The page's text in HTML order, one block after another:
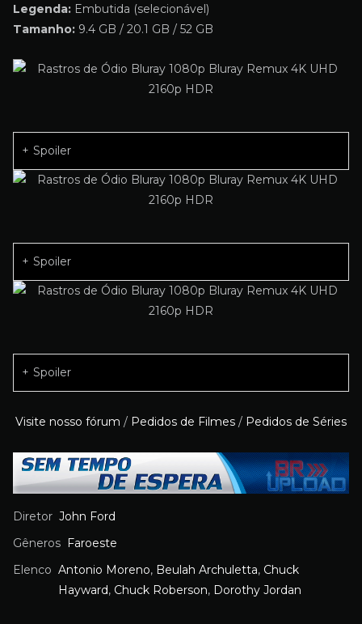
Legenda: Embutida (selecionável)
Tamanho: 9.4 GB / 20.1 GB / 52 GB
Spoiler
Spoiler
Spoiler
Visite nosso fórum / Pedidos de Filmes / Pedidos de Séries
Diretor John Ford
Gêneros
Faroeste
Elenco Antonio Moreno, Beulah Archuletta, Chuck
Hayward, Chuck Roberson, Dorothy Jordan